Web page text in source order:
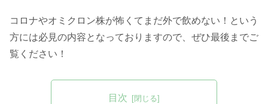
コロナやオミクロン株が怖くてまだ外で飲めない！という
方には必見の内容となっておりますので、ぜひ最後までご
覧ください！
目次